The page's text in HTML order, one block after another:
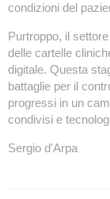
condizioni del
Purtroppo, il
delle cartelle
digitale. Questa
battaglie per il
progressi in un
condivisi e
Sergio d'Arpa